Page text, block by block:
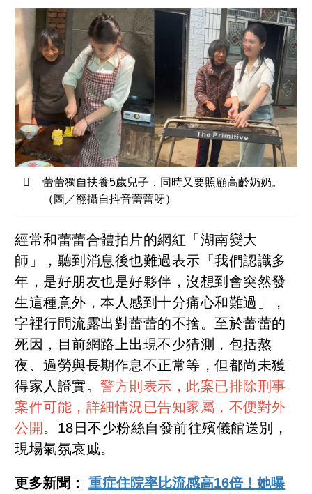
蕾蕾獨自扶養5歲兒子，同時又要照顧高齡奶奶。
（圖／翻攝自抖音蕾蕾呀）
經常和蕾蕾合體拍片的網紅「湖南變大
師」，聽到消息後也難過表示「我們認識多
年，是好朋友也是好夥伴，沒想到會突然發
生這種意外，本人感到十分痛心和難過」，
字裡行間流露出對蕾蕾的不捨。至於蕾蕾的
死因，目前網路上出現不少猜測，包括熬
夜、過勞與長期作息不正常等，但都尚未獲
得家人證實。警方則表示，此案已排除刑事
案件可能，詳細情況已告知家屬，不便對外
公開 。18日不少粉絲自發前往殯儀館送別，
現場氣氛哀戚。
更多新聞：重症住院率比流感高16倍！她曝